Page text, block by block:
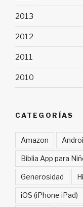
2013
2012
2011
2010
CATEGORÍAS
Amazon
Biblia App para
Generosidad
iOS (iPhone iPad)